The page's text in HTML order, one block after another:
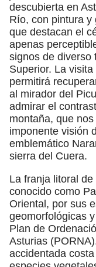
descubierta en
Río, con pintura y
que destacan el
apenas
signos de diverso
Superior. La
permitirá
al mirador del
admirar el
montaña, que
imponente visión
emblemático
sierra del Cuera.
La franja litoral
conocido como
Oriental, por sus
geomorfológicas
Plan de
Asturias
accidentada